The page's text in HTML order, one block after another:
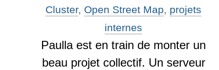
Cluster, Open Street Map, projets
internes
Paulla est en train de monter un
beau projet collectif. Un serveur